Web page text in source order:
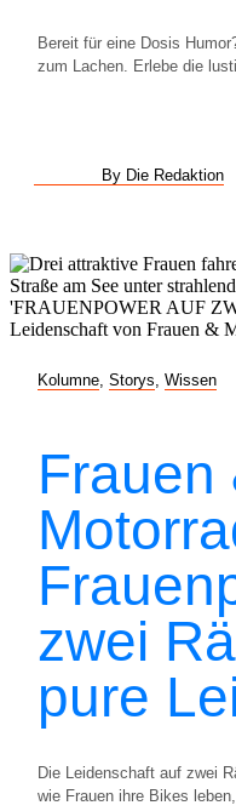
Bereit für eine Dosis
zum Lachen. Erlebe die
By Die Redaktion
Kolumne Storys Wissen
Frauen
zwei
pure
Die Leidenschaft auf zwei
wie Frauen ihre Bikes